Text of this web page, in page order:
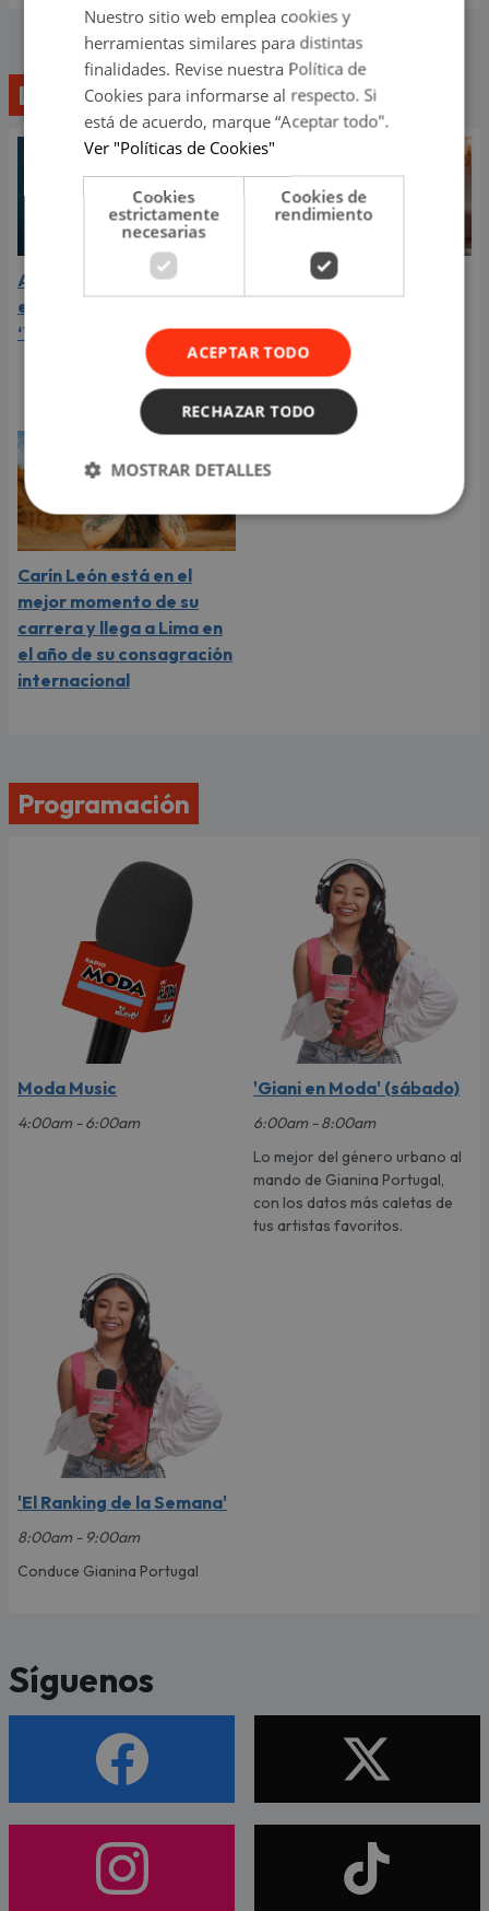
Lo último
Aria Vega conquista con
el lanzamiento de
‘Tototo (+4)’
¿Greeicy está
segundo hijo? Mike Bahía
compartió revelador
video
Carín León está en el
mejor momento de su
carrera y llega a Lima en
el año de su consagración
internacional
Programación
Moda Music
4:00am - 6:00am
'Giani en Moda' (sábado)
6:00am - 8:00am
Lo mejor del género urbano al
mando de Gianina Portugal,
con los datos más caletas de
tus artistas favoritos.
'El Ranking de la Semana'
8:00am - 9:00am
Conduce Gianina Portugal
Síguenos
Nuestro sitio web emplea cookies y
herramientas similares para distintas
finalidades. Revise nuestra Política de
Cookies para informarse al respecto. Si
está de acuerdo, marque “Aceptar todo".
Ver "Políticas de Cookies"
Cookies
estrictamente
necesarias
Cookies de
rendimiento
ACEPTAR TODO
RECHAZAR TODO
MOSTRAR DETALLES